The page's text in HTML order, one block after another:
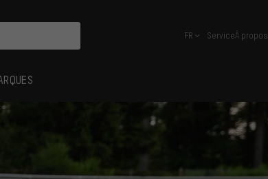
français
FR ServiceÀ propos